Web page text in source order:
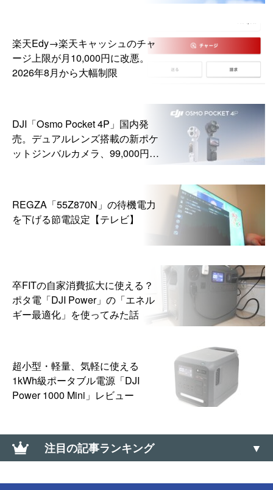
楽天Edy→楽天キャッシュのチャ
ージ上限が月10,000円に改悪。
2026年8月から大幅制限
DJI「Osmo Pocket 4P」国内発
売。デュアルレンズ搭載の新ポケ
ットジンバルカメラ、99,000円か
REGZA「55Z870N」の待機電力
を下げる節電設定【テレビ】
卒FITの自家消費拡大に使える？
ポタ電「DJI Power」の「エネル
ギー最適化」を使ってみた話
超小型・軽量、気軽に使える
1kWh級ポータブル電源「DJI
Power 1000 Mini」レビュー
注目の記事ランキング